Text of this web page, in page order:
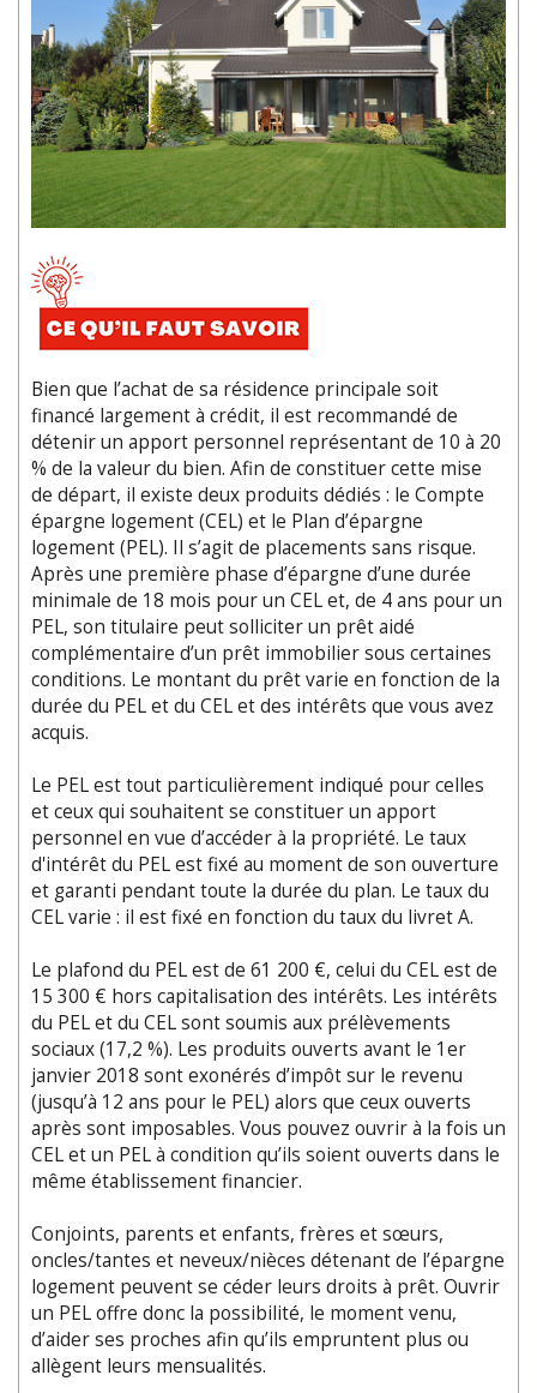
Bien que l’achat de sa résidence principale soit
financé largement à crédit, il est recommandé de
détenir un apport personnel représentant de 10 à 20
% de la valeur du bien. Afin de constituer cette mise
de départ, il existe deux produits dédiés : le Compte
épargne logement (CEL) et le Plan d’épargne
logement (PEL). Il s’agit de placements sans risque.
Après une première phase d’épargne d’une durée
minimale de 18 mois pour un CEL et, de 4 ans pour un
PEL, son titulaire peut solliciter un prêt aidé
complémentaire d’un prêt immobilier sous certaines
conditions. Le montant du prêt varie en fonction de la
durée du PEL et du CEL et des intérêts que vous avez
acquis.
Le PEL est tout particulièrement indiqué pour celles
et ceux qui souhaitent se constituer un apport
personnel en vue d’accéder à la propriété. Le taux
d'intérêt du PEL est fixé au moment de son ouverture
et garanti pendant toute la durée du plan. Le taux du
CEL varie : il est fixé en fonction du taux du livret A.
Le plafond du PEL est de 61 200 €, celui du CEL est de
15 300 € hors capitalisation des intérêts. Les intérêts
du PEL et du CEL sont soumis aux prélèvements
sociaux (17,2 %). Les produits ouverts avant le 1er
janvier 2018 sont exonérés d’impôt sur le revenu
(jusqu’à 12 ans pour le PEL) alors que ceux ouverts
après sont imposables. Vous pouvez ouvrir à la fois un
CEL et un PEL à condition qu’ils soient ouverts dans le
même établissement financier.
Conjoints, parents et enfants, frères et sœurs,
oncles/tantes et neveux/nièces détenant de l’épargne
logement peuvent se céder leurs droits à prêt. Ouvrir
un PEL offre donc la possibilité, le moment venu,
d’aider ses proches afin qu’ils empruntent plus ou
allègent leurs mensualités.